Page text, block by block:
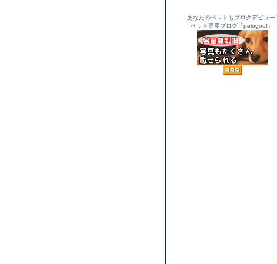
あなたのペットもブログデビュー!
ペット専用ブログ「pelogoo!」